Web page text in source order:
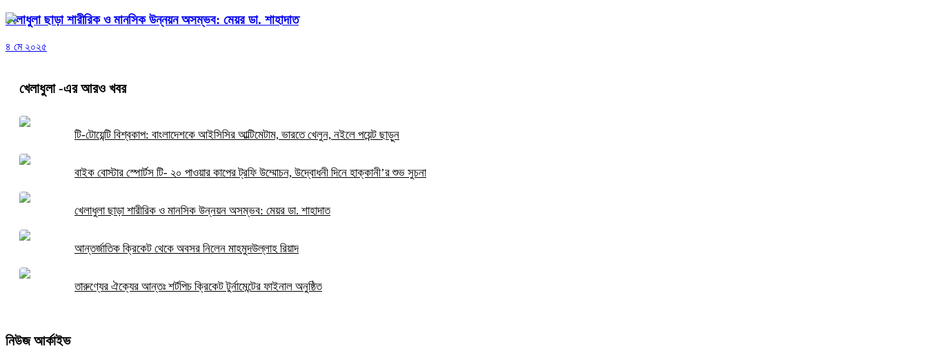
খেলাধুলা ছাড়া শারীরিক ও মানসিক উন্নয়ন অসম্ভব: মেয়র ডা. শাহাদাত
৪ মে ২০২৫
খেলাধুলা-এর আরও খবর
টি-টোয়েন্টি বিশ্বকাপ: বাংলাদেশকে আইসিসির আল্টিমেটাম, ভারতে খেলুন, নইলে পয়েন্ট ছাড়ুন
বাইক বোস্টার স্পোর্টস টি- ২০ পাওয়ার কাপের ট্রফি উম্মোচন, উদ্বোধনী দিনে হাক্কানী’র শুভ সুচনা
খেলাধুলা ছাড়া শারীরিক ও মানসিক উন্নয়ন অসম্ভব: মেয়র ডা. শাহাদাত
আন্তর্জাতিক ক্রিকেট থেকে অবসর নিলেন মাহমুদউল্লাহ রিয়াদ
তারুণ্যের ঐক্যের আন্তঃ শর্টপিচ ক্রিকেট টুর্নামেন্টের ফাইনাল অনুষ্ঠিত
নিউজ আর্কাইভ